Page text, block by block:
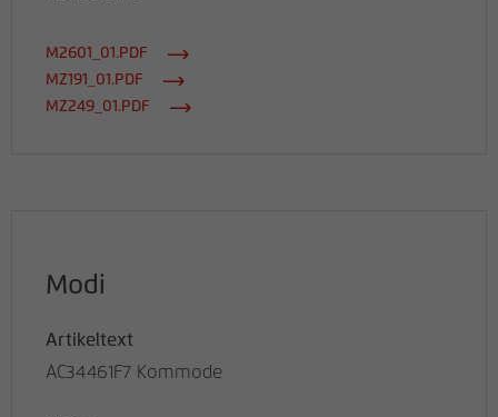
M2601_01.PDF
MZ191_01.PDF
MZ249_01.PDF
Modi
Artikeltext
AC34461F7 Kommode